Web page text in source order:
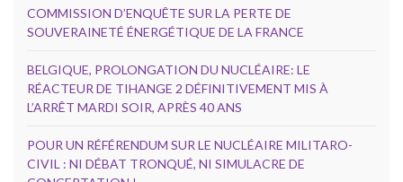
COMMISSION D’ENQUÊTE SUR LA PERTE DE
SOUVERAINETÉ ÉNERGÉTIQUE DE LA FRANCE
BELGIQUE, PROLONGATION DU NUCLÉAIRE: LE
RÉACTEUR DE TIHANGE 2 DÉFINITIVEMENT MIS À
L’ARRÊT MARDI SOIR, APRÈS 40 ANS
POUR UN RÉFÉRENDUM SUR LE NUCLÉAIRE MILITARO-
CIVIL : NI DÉBAT TRONQUÉ, NI SIMULACRE DE